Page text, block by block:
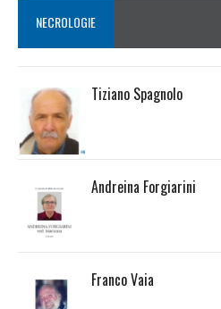
NECROLOGIE
Tiziano Spagnolo
Andreina Forgiarini
Franco Vaia